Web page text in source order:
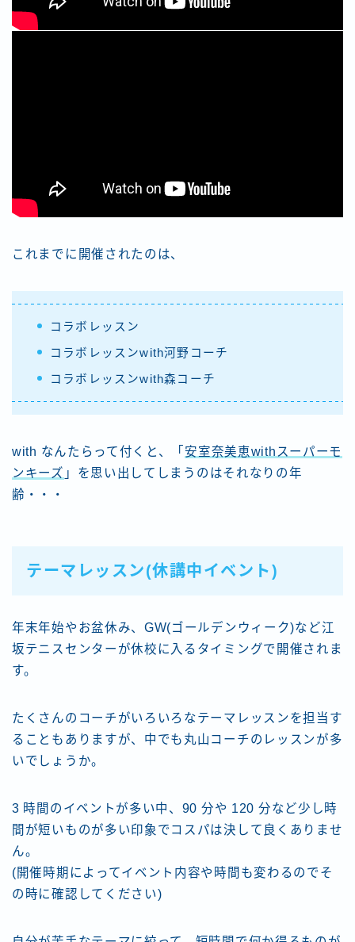
これまでに開催されたのは、
コラボレッスン
コラボレッスンwith河野コーチ
コラボレッスンwith森コーチ
with なんたらって付くと、「安室奈美恵withスーパーモ
ンキーズ 」を思い出してしまうのはそれなりの年
齢・・・
テーマレッスン(休講中イベント)
年末年始やお盆休み、GW(ゴールデンウィーク)など江
坂テニスセンターが休校に入るタイミングで開催されま
す。
たくさんのコーチがいろいろなテーマレッスンを担当す
ることもありますが、中でも丸山コーチのレッスンが多
いでしょうか。
3 時間のイベントが多い中、90 分や 120 分など少し時
間が短いものが多い印象でコスパは決して良くありませ
ん。
(開催時期によってイベント内容や時間も変わるのでそ
の時に確認してください)